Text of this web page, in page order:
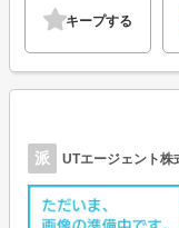
キープする
派 UTエージェント株